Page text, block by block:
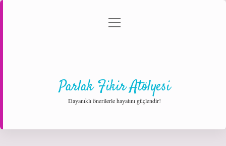
Gizlilik Politikası
menüyü
Parlak Fikir Atölyesi
Dayanıklı önerilerle hayatını güçlendir!